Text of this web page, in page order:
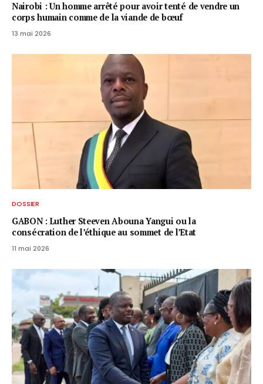
Nairobi : Un homme arrêté pour avoir tenté de vendre un
corps humain comme de la viande de bœuf
13 mai 2026
DOSSIER
GABON : Luther Steeven Abouna Yangui ou la
consécration de l’éthique au sommet de l’Etat
11 mai 2026